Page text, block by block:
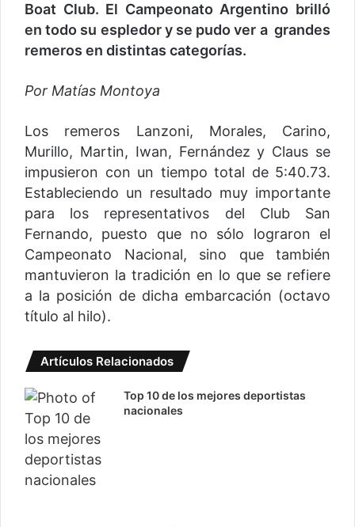
Boat Club. El Campeonato Argentino brilló
en todo su espledor y se pudo ver a grandes
remeros en distintas categorías.
Por Matías Montoya
Los remeros Lanzoni, Morales, Carino,
Murillo, Martin, Iwan, Fernández y Claus se
impusieron con un tiempo total de 5:40.73.
Estableciendo un resultado muy importante
para los representativos del Club San
Fernando, puesto que no sólo lograron el
Campeonato Nacional, sino que también
mantuvieron la tradición en lo que se refiere
a la posición de dicha embarcación (octavo
título al hilo).
Artículos Relacionados
Top 10 de los mejores deportistas
nacionales